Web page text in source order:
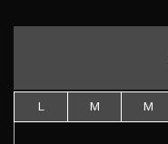
L M M